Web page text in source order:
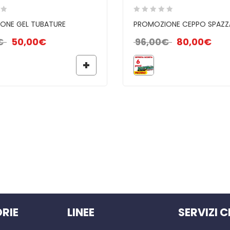
GEL TUBATURE
Il prezzo originale era: 57,00€.
50,00€ Il prezzo attuale è: 50,00€.
PROMOZIONE CEPPO
96,00€ Il prezzo
80,00€
LINEE SERVIZI